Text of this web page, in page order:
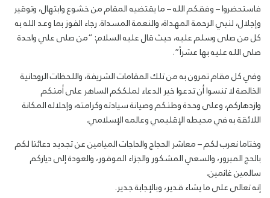
فاستحضروا – وفقكم الله – ما يقتضيه المقام من خشوع وابتهال، وتوقير
وإجلال، لنبي الرحمة المهداة، والنعمة المسداة. رجاء الفوز بما وعد الله به
كل من صلى وسلم عليه، حيث قال عليه السلام: “من صلى علي واحدة
صلى الله عليه بها عشراً”.
وفي كل مقام تمرون به من تلك المقامات الشريفة، واللحظات الروحانية
الخالصة لا تنسوا أن تدعوا خير الدعاء لملككم الساهر على أمنكم
وازدهاركم، وعلى وحدة وطنكم وصيانة سيادته وكرامته، وإحلاله المكانة
اللائقة به في محيطه الإقليمي وعالمه الإسلامي.
وختاما نعرب لكم – معاشر الحجاج والحاجات الميامين عن تجديد دعائنا لكم
بالحج المبرور، والسعي المشكور والجزاء الموفور، والعودة إلى دياركم
سالمين غانمين.
إنه تعالى على ما يشاء قدير، وبالإجابة جدير.